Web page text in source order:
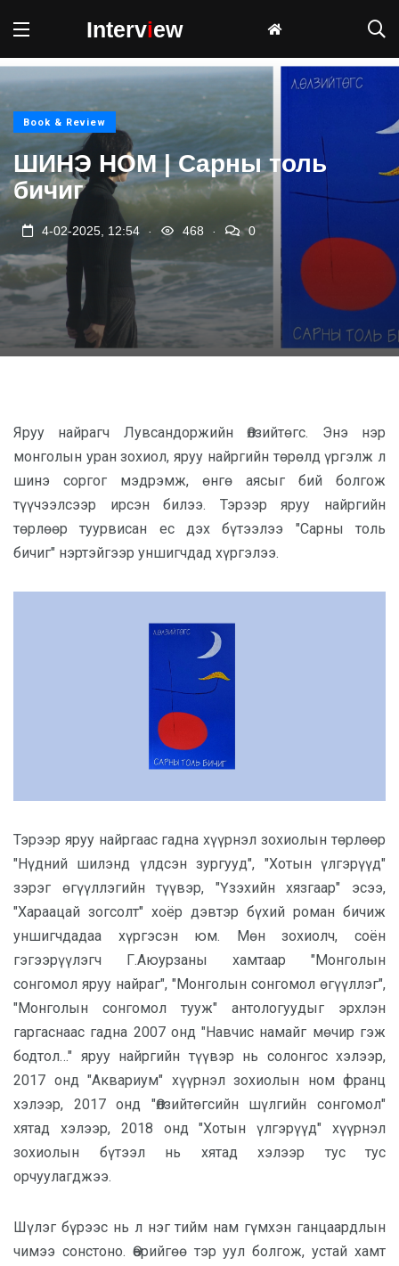
Interview
Book & Review
ШИНЭ НОМ | Сарны толь
бичиг
4-02-2025, 12:54 468 0
Яруу найрагч Лувсандоржийн Өлзийтөгс. Энэ нэр
монголын уран зохиол, яруу найргийн төрөлд үргэлж л
шинэ соргог мэдрэмж, өнгө аясыг бий болгож
түүчээлсээр ирсэн билээ. Тэрээр яруу найргийн
төрлөөр туурвисан ес дэх бүтээлээ "Сарны толь
бичиг" нэртэйгээр уншигчдад хүргэлээ.
Тэрээр яруу найргаас гадна хүүрнэл зохиолын төрлөөр
"Нүдний шилэнд үлдсэн зургууд", "Хотын үлгэрүүд"
зэрэг өгүүллэгийн түүвэр, "Үзэхийн хязгаар" эсээ,
"Хараацай зогсолт" хоёр дэвтэр бүхий роман бичиж
уншигчдадаа хүргэсэн юм. Мөн зохиолч, соён
гэгээрүүлэгч Г.Аюурзаны хамтаар "Монголын
сонгомол яруу найраг", "Монголын сонгомол өгүүллэг",
"Монголын сонгомол тууж" антологуудыг эрхлэн
гаргаснаас гадна 2007 онд "Навчис намайг мөчир гэж
бодтол…" яруу найргийн түүвэр нь солонгос хэлээр,
2017 онд "Аквариум" хүүрнэл зохиолын ном франц
хэлээр, 2017 онд "Өлзийтөгсийн шүлгийн сонгомол"
хятад хэлээр, 2018 онд "Хотын үлгэрүүд" хүүрнэл
зохиолын бүтээл нь хятад хэлээр тус тус
орчуулагджээ.
Шүлэг бүрээс нь л нэг тийм нам гүмхэн ганцаардлын
чимээ сонстоно. Өөрийгөө тэр уул болгож, устай хамт